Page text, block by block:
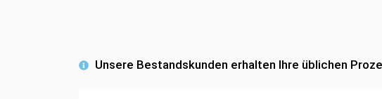
Unsere Bestandskunden erhalten Ihre üblichen